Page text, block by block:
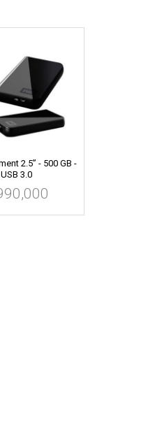
2.5” - 500 GB -
USB 3.0